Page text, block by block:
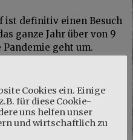
ist definitiv einen Besuch
ganze Jahr über von 9
Pandemie geht um.
Cookies ein. Einige
für diese Cookie-
uns helfen unser
und wirtschaftlich zu